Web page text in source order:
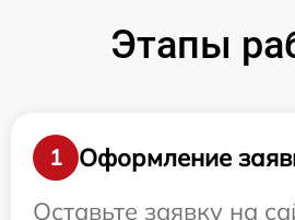
Этапы
1
Оформление
Оставьте заявку на